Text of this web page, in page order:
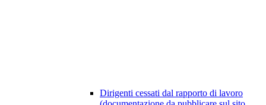
Dirigenti cessati dal rapporto di lavoro